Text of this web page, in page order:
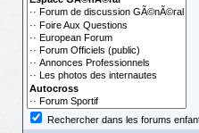
Rechercher dans les forums